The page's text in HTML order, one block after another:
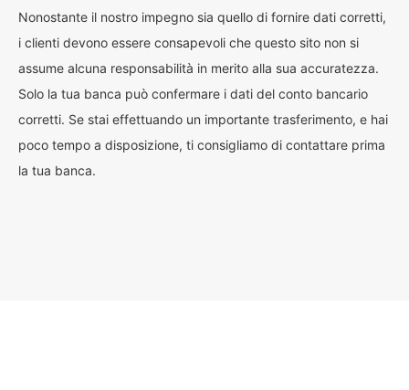
Nonostante il nostro impegno sia quello di fornire dati corretti,
i clienti devono essere consapevoli che questo sito non si
assume alcuna responsabilità in merito alla sua accuratezza.
Solo la tua banca può confermare i dati del conto bancario
corretti. Se stai effettuando un importante trasferimento, e hai
poco tempo a disposizione, ti consigliamo di contattare prima
la tua banca.